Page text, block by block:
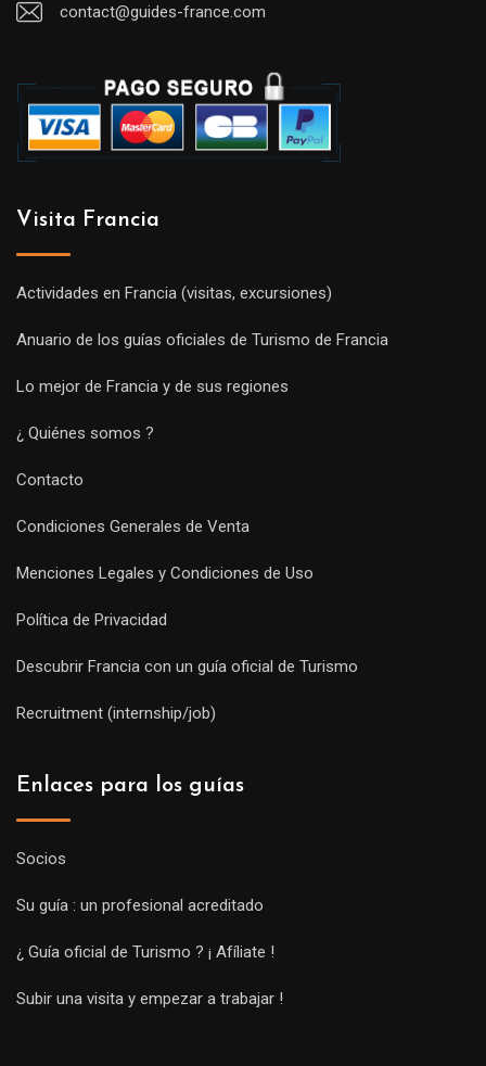
contact@guides-france.com
Visita Francia
Actividades en Francia (visitas, excursiones)
Anuario de los guías oficiales de Turismo de Francia
Lo mejor de Francia y de sus regiones
¿ Quiénes somos ?
Contacto
Condiciones Generales de Venta
Menciones Legales y Condiciones de Uso
Política de Privacidad
Descubrir Francia con un guía oficial de Turismo
Recruitment (internship/job)
Enlaces para los guías
Socios
Su guía : un profesional acreditado
¿ Guía oficial de Turismo ? ¡ Afíliate !
Subir una visita y empezar a trabajar !